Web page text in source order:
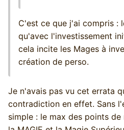
C'est ce que j'ai compris :
qu'avec l'investissement
cela incite les Mages à
création de perso.
Je n'avais pas vu cet errata
contradiction en effet. Sans
simple : le max des points